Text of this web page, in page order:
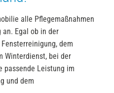
alle Pflegemaßnahmen
Egal ob in der
dem
Winterdienst, bei der
passende Leistung im
und dem